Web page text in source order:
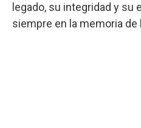
legado, su integridad y su
siempre en la memoria